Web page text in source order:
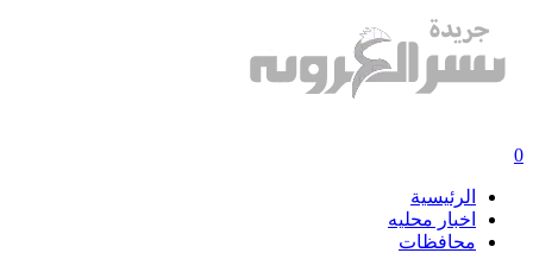
0
الرئيسية
اخبار محليه
محافظات